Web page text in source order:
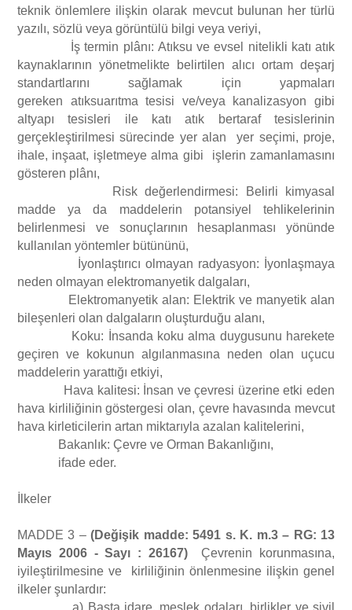
teknik önlemlere ilişkin olarak mevcut bulunan her türlü
yazılı, sözlü veya görüntülü bilgi veya veriyi,
İş termin plânı: Atıksu ve evsel nitelikli katı atık
kaynaklarının yönetmelikte belirtilen alıcı ortam deşarj
standartlarını sağlamak için yapmaları
gereken atıksuarıtma tesisi ve/veya kanalizasyon gibi
altyapı tesisleri ile katı atık bertaraf tesislerinin
gerçekleştirilmesi sürecinde yer alan yer seçimi, proje,
ihale, inşaat, işletmeye alma gibi işlerin zamanlamasını
gösteren plânı,
Risk değerlendirmesi: Belirli kimyasal
madde ya da maddelerin potansiyel tehlikelerinin
belirlenmesi ve sonuçlarının hesaplanması yönünde
kullanılan yöntemler bütününü,
İyonlaştırıcı olmayan radyasyon: İyonlaşmaya
neden olmayan elektromanyetik dalgaları,
Elektromanyetik alan: Elektrik ve manyetik alan
bileşenleri olan dalgaların oluşturduğu alanı,
Koku: İnsanda koku alma duygusunu harekete
geçiren ve kokunun algılanmasına neden olan uçucu
maddelerin yarattığı etkiyi,
Hava kalitesi: İnsan ve çevresi üzerine etki eden
hava kirliliğinin göstergesi olan, çevre havasında mevcut
hava kirleticilerin artan miktarıyla azalan kalitelerini,
Bakanlık: Çevre ve Orman Bakanlığını,
ifade eder.
İlkeler
MADDE 3 –(Değişik madde: 5491 s. K. m.3 – RG: 13
Mayıs 2006 - Sayı : 26167)Çevrenin korunmasına,
iyileştirilmesine ve kirliliğinin önlenmesine ilişkin genel
ilkeler şunlardır:
a) Başta idare, meslek odaları, birlikler ve sivil